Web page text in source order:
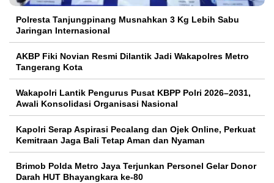
Polresta Tanjungpinang Musnahkan 3 Kg Lebih Sabu
Jaringan Internasional
AKBP Fiki Novian Resmi Dilantik Jadi Wakapolres Metro
Tangerang Kota
Wakapolri Lantik Pengurus Pusat KBPP Polri 2026–2031,
Awali Konsolidasi Organisasi Nasional
Kapolri Serap Aspirasi Pecalang dan Ojek Online, Perkuat
Kemitraan Jaga Bali Tetap Aman dan Nyaman
Brimob Polda Metro Jaya Terjunkan Personel Gelar Donor
Darah HUT Bhayangkara ke-80